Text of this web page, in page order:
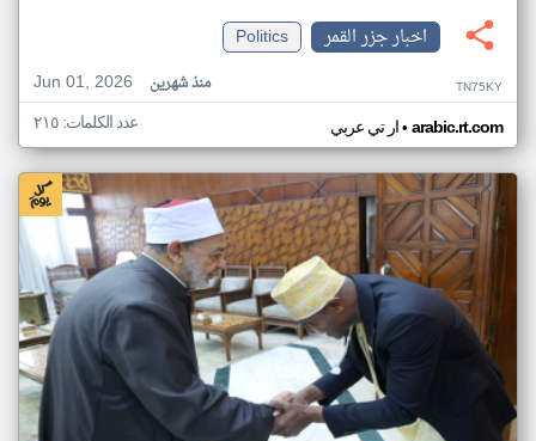
اخبار جزر القمر
Politics
Jun 01, 2026
منذ شهرين TN75KY
ار تي عربي• arabic.rt.com عدد الكلمات: ٢١٥